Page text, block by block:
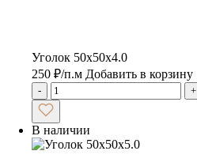
Уголок 50х50х4.0
250 ₽/п.м Добавить в корзину
- +
В наличии